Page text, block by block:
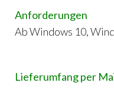
Anforderungen
Ab Windows 10,
Lieferumfang per